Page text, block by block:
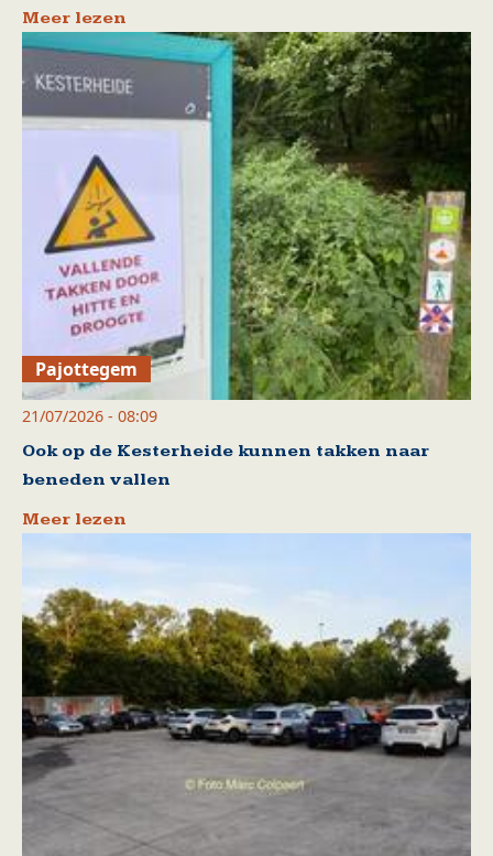
Meer lezen
Pajottegem
21/07/2026 - 08:09
Ook op de Kesterheide kunnen takken naar
beneden vallen
Meer lezen